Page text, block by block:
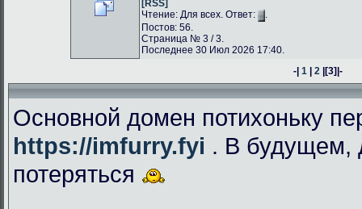
[RSS]
Чтение: Для всех. Ответ:
.
Постов: 56.
Страница № 3 / 3.
Последнее 30 Июл 2026 17:40.
-|1 |2 |[3]|-
Основной домен потихоньку
https://imfurry.fyi . В будущем,
потеряться